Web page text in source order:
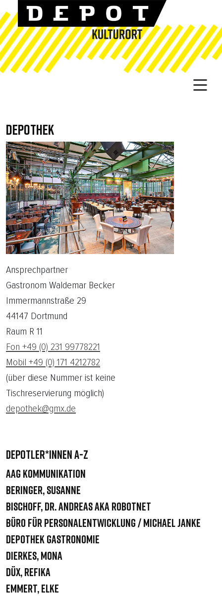
DEPOTHEK
Ansprechpartner
Gastronom Waldemar Becker
Immermannstraße 29
44147 Dortmund
Raum R 11
Fon +49 (0) 231 99778221
Mobil +49 (0) 171 4212782
(über diese Nummer ist keine
Tischreservierung möglich)
depothek@gmx.de
DEPOTLER*INNEN A-Z
AAG Kommunikation
Beringer, Susanne
Bischoff, Dr. Andreas aka robotnet
Büro für Personalentwicklung / Michael Janke
Depothek Gastronomie
Dierkes, Mona
Düx, Refika
Emmert, Elke